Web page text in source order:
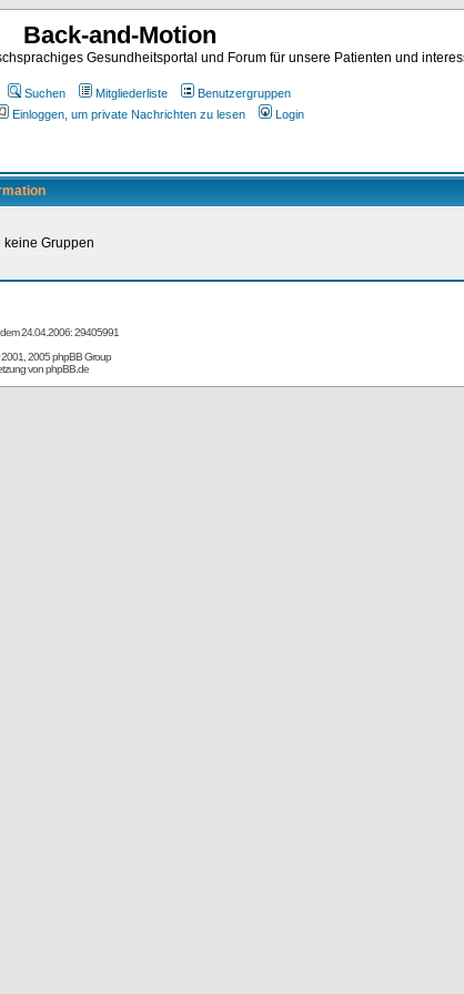
Back-and-Motion
Gesundheitsportal und Forum für unsere Patienten und
Suchen Mitgliederliste
Benutzergruppen
Einloggen, um private Nachrichten zu lesen Login
keine Gruppen
dem 24.04.2006: 29405991
2005 phpBB Group
vonphpBB.de